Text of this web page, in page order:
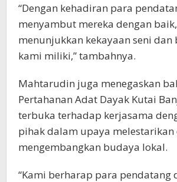
“Dengan kehadiran para
menyambut mereka dengan
menunjukkan kekayaan seni dan
kami miliki,” tambahnya.
Mahtarudin juga menegaskan
Pertahanan Adat Dayak Kutai
terbuka terhadap kerjasama
pihak dalam upaya melestarikan
mengembangkan budaya lokal.
“Kami berharap para pendatang